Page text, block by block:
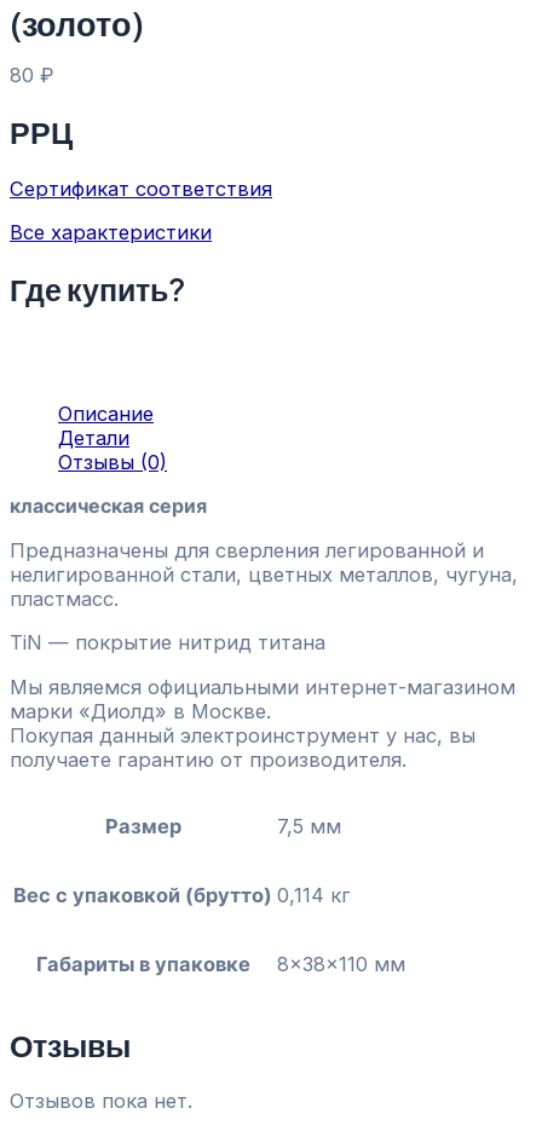
(золото)
80 ₽
РРЦ
Сертификат соответствия
Все характеристики
Где купить?
Описание
Детали
Отзывы (0)
классическая серия
Предназначены для сверления легированной и
нелигированной стали, цветных металлов, чугуна,
пластмасс.
TiN — покрытие нитрид титана
Мы являемся официальными интернет-магазином
марки «Диолд» в Москве.
Покупая данный электроинструмент у нас, вы
получаете гарантию от производителя.
Размер 7,5 мм
Вес с упаковкой (брутто) 0,114 кг
Габариты в упаковке 8x38x110 мм
Отзывы
Отзывов пока нет.